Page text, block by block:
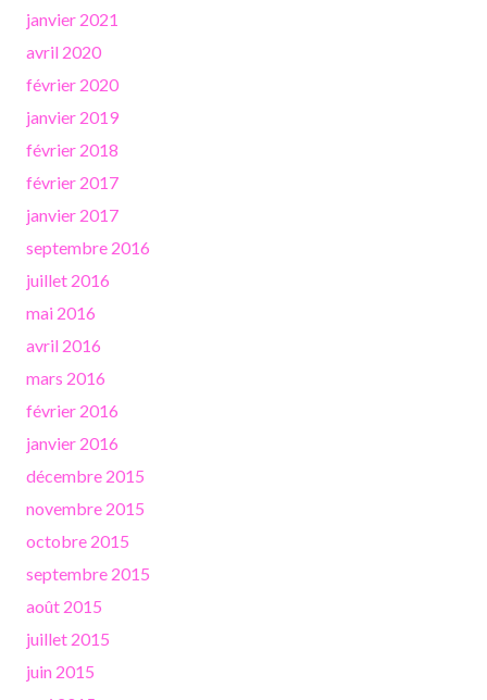
janvier 2021
avril 2020
février 2020
janvier 2019
février 2018
février 2017
janvier 2017
septembre 2016
juillet 2016
mai 2016
avril 2016
mars 2016
février 2016
janvier 2016
décembre 2015
novembre 2015
octobre 2015
septembre 2015
août 2015
juillet 2015
juin 2015